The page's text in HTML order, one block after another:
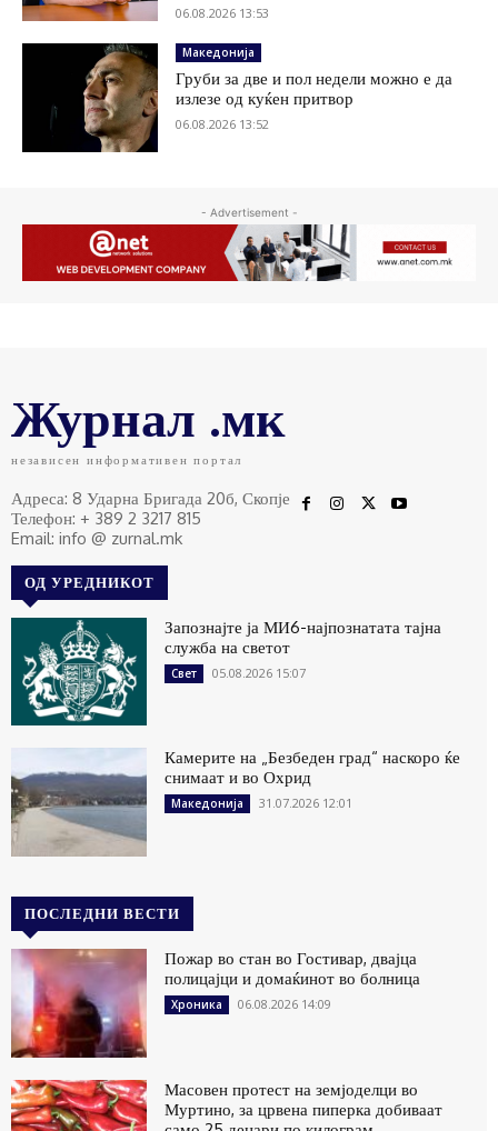
06.08.2026 13:53
Македонија
Груби за две и пол недели можно е да
излезе од куќен притвор
06.08.2026 13:52
- Advertisement -
Журнал .мк
независен информативен портал
Адреса: 8 Ударна Бригада 20б, Скопје
Телефон: + 389 2 3217 815
Email: info @ zurnal.mk
ОД УРЕДНИКОТ
Запознајте ја МИ6-најпознатата тајна
служба на светот
Свет 05.08.2026 15:07
Камерите на „Безбеден град“ наскоро ќе
снимаат и во Охрид
Македонија 31.07.2026 12:01
ПОСЛЕДНИ ВЕСТИ
Пожар во стан во Гостивар, двајца
полицајци и домаќинот во болница
Хроника 06.08.2026 14:09
Масовен протест на земјоделци во
Муртино, за црвена пиперка добиваат